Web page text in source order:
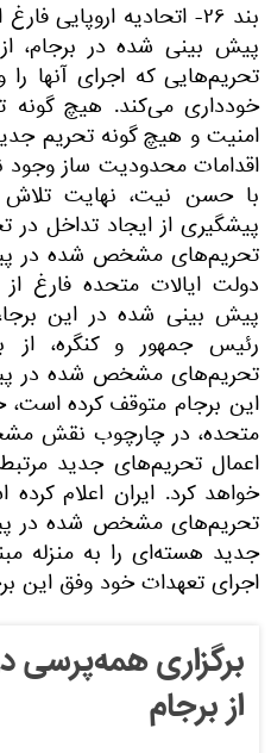
بند ۲۶- اتحادیه اروپایی
پیش بینی شده در برجام،
تحریم‌هایی که اجرای آنها
خودداری می‌کند. هیچ
امنیت و هیچ گونه تحریم
اقدامات محدودیت ساز وجود
با حسن نیت، نهایت تلاش
پیشگیری از ایجاد تداخل در
دولت ایالات متحده فارغ
پیش بینی شده در این
رئیس جمهور و کنگره، از
این برجام متوقف کرده است،
متحده، در چارچوب نقش
اعمال تحریم‌های جدید
خواهد کرد. ایران اعلام
تحریم‌های مشخص شده در
جدید هسته‌ای را به منزله
اجرای تعهدات خود وفق این
برگزاری همه‌پرسی
از برجام